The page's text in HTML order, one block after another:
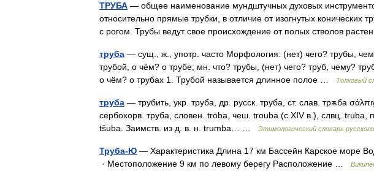
ТРУБА — общее наименование мундштучных духовых
относительно прямые трубки, в отличие от изогнутых конических
с рогом. Трубы ведут свое происхождение от полых стволов
труба — сущ., ж., употр. часто Морфология: (нет) чего? трубы,
трубой, о чём? о трубе; мн. что? трубы, (нет) чего? труб, чему?
о чём? о трубах 1. Трубой называется длинное полое …
Толковый
труба — трубить, укр. труба, др. русск. труба, ст. слав. трѫба
сербохорв. труба, словен. trȯba, чеш. trouba (с ХIV в.), слвц. truba,
tšuba. Заимств. из д. в. н. trumbа… …
Этимологический словарь
Труба-Ю — Характеристика Длина 17 км Бассейн Карское море
· Местоположение 9 км по левому берегу Расположение …